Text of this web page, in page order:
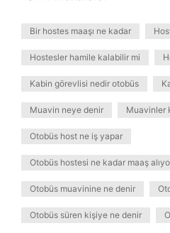
Bir hostes maaşı ne kadar
Hostesler hamile kalabilir mi
Kabin görevlisi nedir otobüs
Muavin neye denir Muavinler
Otobüs host ne iş yapar
Otobüs hostesi ne kadar maaş
Otobüs muavinine ne denir
Otobüs süren kişiye ne denir